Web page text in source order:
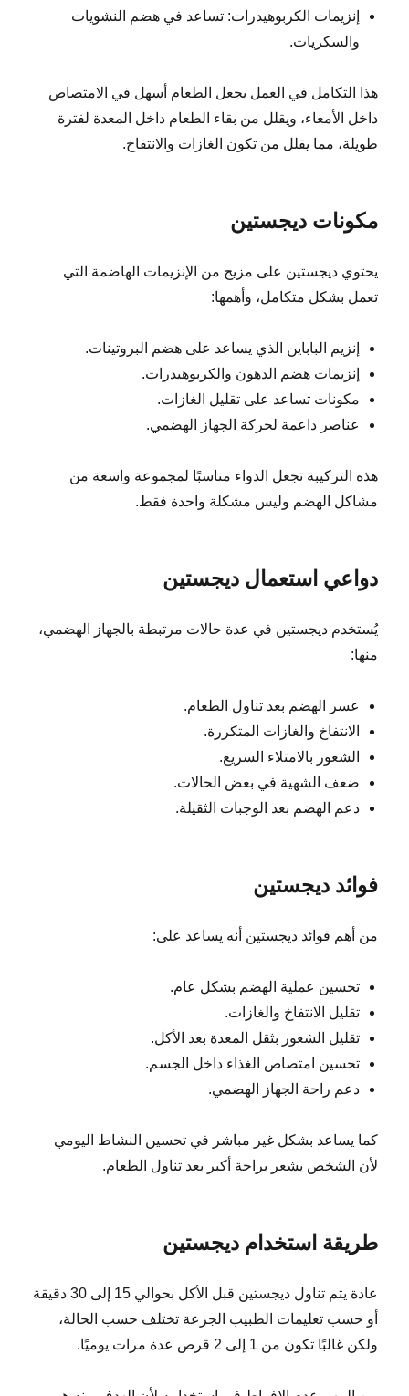
إنزيمات الكربوهيدرات: تساعد في هضم النشويات
والسكريات.
هذا التكامل في العمل يجعل الطعام أسهل في الامتصاص
داخل الأمعاء، ويقلل من بقاء الطعام داخل المعدة لفترة
طويلة، مما يقلل من تكون الغازات والانتفاخ.
مكونات ديجستين
يحتوي ديجستين على مزيج من الإنزيمات الهاضمة التي
تعمل بشكل متكامل، وأهمها:
إنزيم الباباين الذي يساعد على هضم البروتينات.
إنزيمات هضم الدهون والكربوهيدرات.
مكونات تساعد على تقليل الغازات.
عناصر داعمة لحركة الجهاز الهضمي.
هذه التركيبة تجعل الدواء مناسبًا لمجموعة واسعة من
مشاكل الهضم وليس مشكلة واحدة فقط.
دواعي استعمال ديجستين
يُستخدم ديجستين في عدة حالات مرتبطة بالجهاز الهضمي،
منها:
عسر الهضم بعد تناول الطعام.
الانتفاخ والغازات المتكررة.
الشعور بالامتلاء السريع.
ضعف الشهية في بعض الحالات.
دعم الهضم بعد الوجبات الثقيلة.
فوائد ديجستين
من أهم فوائد ديجستين أنه يساعد على:
تحسين عملية الهضم بشكل عام.
تقليل الانتفاخ والغازات.
تقليل الشعور بثقل المعدة بعد الأكل.
تحسين امتصاص الغذاء داخل الجسم.
دعم راحة الجهاز الهضمي.
كما يساعد بشكل غير مباشر في تحسين النشاط اليومي
لأن الشخص يشعر براحة أكبر بعد تناول الطعام.
طريقة استخدام ديجستين
عادة يتم تناول ديجستين قبل الأكل بحوالي 15 إلى 30 دقيقة
أو حسب تعليمات الطبيب الجرعة تختلف حسب الحالة،
ولكن غالبًا تكون من 1 إلى 2 قرص عدة مرات يوميًا.